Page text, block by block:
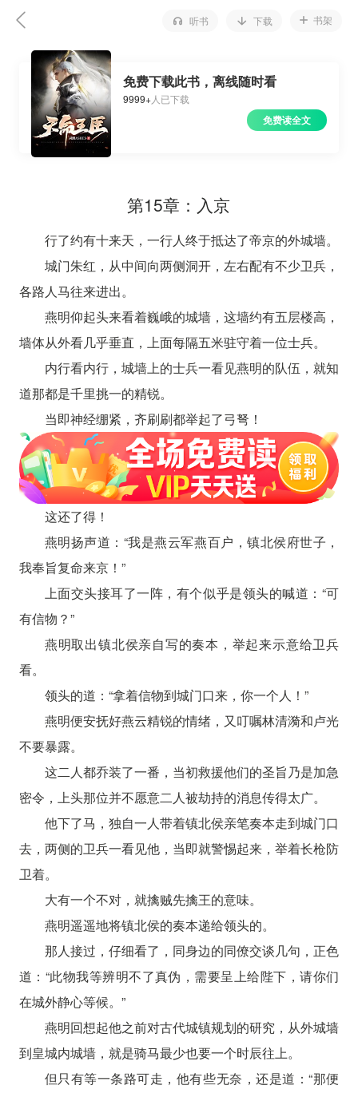
听书 下载 书架
免费下载此书，离线随时看
9999+人已下载
免费读全文
第15章：入京
行了约有十来天，一行人终于抵达了帝京的外城墙。
城门朱红，从中间向两侧洞开，左右配有不少卫兵，
各路人马往来进出。
燕明仰起头来看着巍峨的城墙，这墙约有五层楼高，
墙体从外看几乎垂直，上面每隔五米驻守着一位士兵。
内行看内行，城墙上的士兵一看见燕明的队伍，就知
道那都是千里挑一的精锐。
当即神经绷紧，齐刷刷都举起了弓弩！
这还了得！
燕明扬声道：“我是燕云军燕百户，镇北侯府世子，
我奉旨复命来京！”
上面交头接耳了一阵，有个似乎是领头的喊道：“可
有信物？”
燕明取出镇北侯亲自写的奏本，举起来示意给卫兵
看。
领头的道：“拿着信物到城门口来，你一个人！”
燕明便安抚好燕云精锐的情绪，又叮嘱林清漪和卢光
不要暴露。
这二人都乔装了一番，当初救援他们的圣旨乃是加急
密令，上头那位并不愿意二人被劫持的消息传得太广。
他下了马，独自一人带着镇北侯亲笔奏本走到城门口
去，两侧的卫兵一看见他，当即就警惕起来，举着长枪防
卫着。
大有一个不对，就擒贼先擒王的意味。
燕明遥遥地将镇北侯的奏本递给领头的。
那人接过，仔细看了，同身边的同僚交谈几句，正色
道：“此物我等辨明不了真伪，需要呈上给陛下，请你们
在城外静心等候。”
燕明回想起他之前对古代城镇规划的研究，从外城墙
到皇城内城墙，就是骑马最少也要一个时辰往上。
但只有等一条路可走，他有些无奈，还是道：“那便